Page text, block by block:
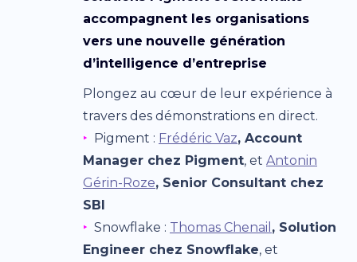
accompagnent les organisations
vers une nouvelle génération
d’intelligence d’entreprise
Plongez au cœur de leur expérience à
travers des démonstrations en direct.
‣
Pigment : Frédéric Vaz, Account
Manager chez Pigment, et Antonin
Gérin-Roze, Senior Consultant chez
SBI
‣ Snowflake : Thomas Chenail , Solution
Engineer chez Snowflake, et